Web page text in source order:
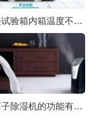
恒温恒湿试验箱内箱温度不稳定的原因
家用负离子除湿机的功能有哪些？